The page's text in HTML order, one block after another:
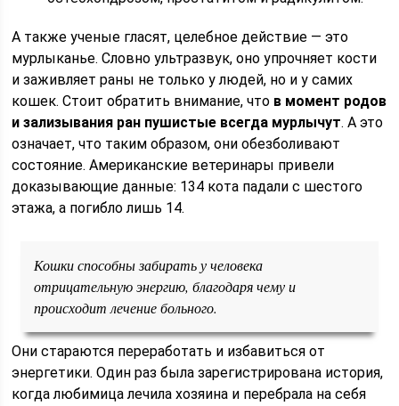
А также ученые гласят, целебное действие — это
мурлыканье. Словно ультразвук, оно упрочняет кости
и заживляет раны не только у людей, но и у самих
кошек. Стоит обратить внимание, что в момент родов
и зализывания ран пушистые всегда мурлычут. А это
означает, что таким образом, они обезболивают
состояние. Американские ветеринары привели
доказывающие данные: 134 кота падали с шестого
этажа, а погибло лишь 14.
Кошки способны забирать у человека
отрицательную энергию, благодаря чему и
происходит лечение больного.
Они стараются переработать и избавиться от
энергетики. Один раз была зарегистрирована история,
когда любимица лечила хозяина и перебрала на себя